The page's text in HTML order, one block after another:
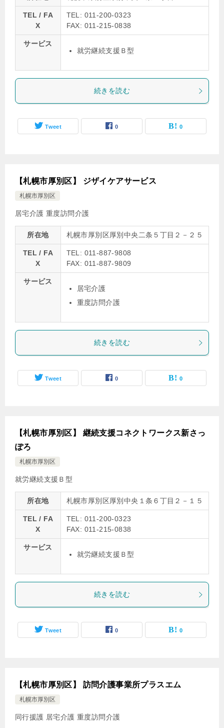
TEL / FA
X
TEL: 011-200-0323
FAX: 011-215-0838
サービス
就労継続支援Ｂ型
続きを読む
Tweet 0 0
【札幌市厚別区】 ジザイケアサービス
札幌市厚別区
居宅介護 重度訪問介護
所在地 札幌市厚別区厚別中央二条５丁目２－２５
TEL / FA
X
TEL: 011-887-9808
FAX: 011-887-9809
サービス
居宅介護
重度訪問介護
続きを読む
Tweet 0 0
【札幌市厚別区】 継続支援コネクトワークス新さっ
ぽろ
札幌市厚別区
就労継続支援Ｂ型
所在地 札幌市厚別区厚別中央１条６丁目２－１５
TEL / FA
X
TEL: 011-200-0323
FAX: 011-215-0838
サービス
就労継続支援Ｂ型
続きを読む
Tweet 0 0
【札幌市厚別区】 訪問介護事業所プラスエム
札幌市厚別区
同行援護 居宅介護 重度訪問介護